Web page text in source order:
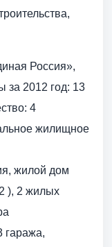
Россия»,
за 2012 год: 13
4
жилищное
жилой дом
), 2 жилых
гаража,